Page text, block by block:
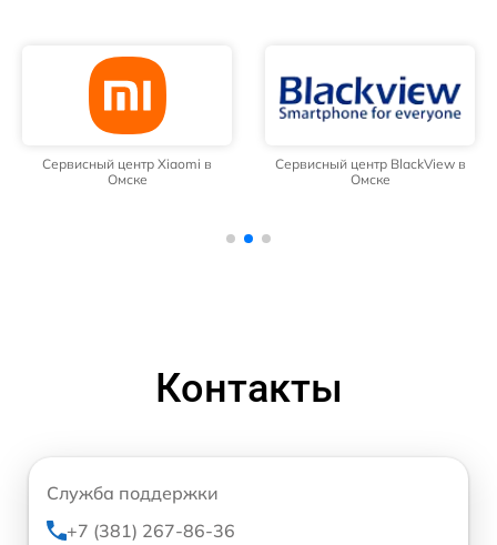
Сервисный центр Xiaomi в
Омске
Сервисный центр BlackView в
Омске
Контакты
Служба поддержки
+7 (381) 267-86-36